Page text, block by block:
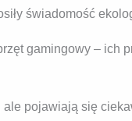
świadomość
gamingowy – ich
ale pojawiają się